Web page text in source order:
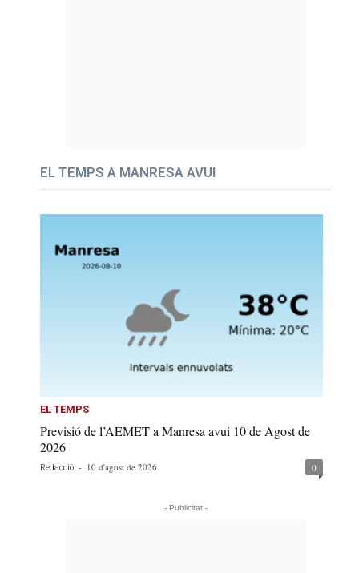
EL TEMPS A MANRESA AVUI
EL TEMPS
Previsió de l’AEMET a Manresa avui 10 de Agost de
2026
Redacció - 10 d'agost de 2026 0
- Publicitat -